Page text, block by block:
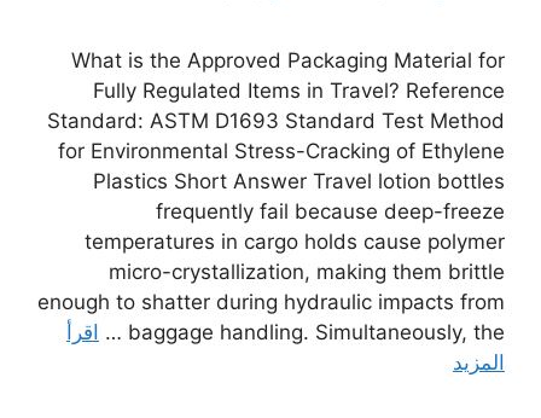
What is the Approved Packaging Material for
Fully Regulated Items in Travel? Reference
Standard: ASTM D1693 Standard Test Method
for Environmental Stress-Cracking of Ethylene
Plastics Short Answer Travel lotion bottles
frequently fail because deep-freeze
temperatures in cargo holds cause polymer
micro-crystallization, making them brittle
enough to shatter during hydraulic impacts from
baggage handling. Simultaneously, the …
اقرأ
المزيد